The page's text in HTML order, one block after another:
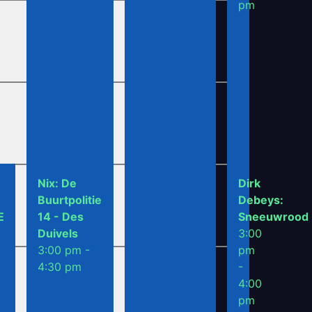
pm
Dirk
Debeys:
Sneeuwrood
3:00
pm
-
4:00
pm
Nix: De
Buurtpolitie
14 - Des
Duivels
3:00 pm -
4:30 pm